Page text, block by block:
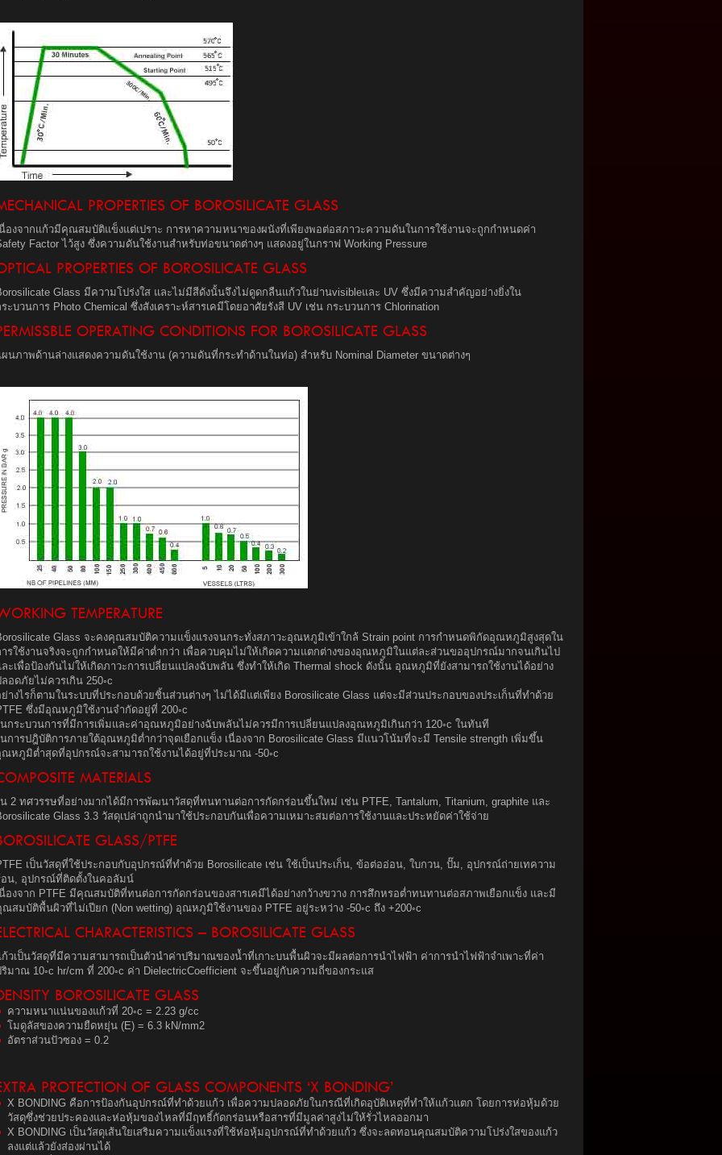
PROPERTIES OF BOROSILICATE GLASS
องจากแก้วมีคุณสมบัติแข็งแต่เปราะ การหาความหนาของผนังที่เพียงพอต่อสภาวะความดันในการใช้งานจะถูกกำหนดค่า
Factor ไว้สูง ซึ่งความดันใช้งานสำหรับท่อขนาดต่างๆ แสดงอยู่ในกราฟ Working Pressure
PROPERTIES OF BOROSILICATE GLASS
Glass มีความโปร่งใส และไม่มีสีดังนั้นจึงไม่ดูดกลืนแก้วในย่านvisibleและ UV ซึ่งมีความสำคัญอย่างยิ่งใน
ะบวนการ Photo Chemical ซึ่งสังเคราะห์สารเคมีโดยอาศัยรังสี UV เช่น กระบวนการ Chlorination
OPERATING CONDITIONS FOR BOROSILICATE GLASS
นภาพด้านล่างแสดงความดันใช้งาน (ความดันที่กระทำด้านในท่อ) สำหรับ Nominal Diameter ขนาดต่างๆ
TEMPERATURE
Glass จะคงคุณสมบัติความแข็งแรงจนกระทั่งสภาวะอุณหภูมิเข้าใกล้ Strain point การกำหนดพิกัดอุณหภูมิสูงสุดใน
รใช้งานจริงจะถูกกำหนดให้มีค่าต่ำกว่า เพื่อควบคุมไม่ให้เกิดความแตกต่างของอุณหภูมิในแต่ละส่วนขออุปกรณ์มากจนเกินไป
ะเพื่อป้องกันไม่ให้เกิดภาวะการเปลี่ยนแปลงฉับพลัน ซึ่งทำให้เกิด Thermal shock ดังนั้น อุณหภูมิที่ยังสามารถใช้งานได้อย่าง
อดภัยไม่ควรเกิน 250◦c
างไรก็ตามในระบบที่ประกอบด้วยชิ้นส่วนต่างๆ ไม่ได้มีแต่เพียง Borosilicate Glass แต่จะมีส่วนประกอบของประเก็นที่ทำด้วย
ซึ่งมีอุณหภูมิใช้งานจำกัดอยู่ที่ 200◦c
กระบวนการที่มีการเพิ่มและค่าอุณหภูมิอย่างฉับพลันไม่ควรมีการเปลี่ยนแปลงอุณหภูมิเกินกว่า 120◦c ในทันที
การปฎิบัติการภายใต้อุณหภูมิต่ำกว่าจุดเยือกแข็ง เนื่องจาก Borosilicate Glass มีแนวโน้มที่จะมี Tensile strength เพิ่มขึ้น
หภูมิต่ำสุดที่อุปกรณ์จะสามารถใช้งานได้อยู่ที่ประมาณ -50◦c
MATERIALS
2 ทศวรรษที่อย่างมากได้มีการพัฒนาวัสดุที่ทนทานต่อการกัดกร่อนขึ้นใหม่ เช่น PTFE, Tantalum, Titanium, graphite และ
Glass 3.3 วัสดุเปล่าถูกนำมาใช้ประกอบกันเพื่อความเหมาะสมต่อการใช้งานและประหยัดค่าใช้จ่าย
GLASS/PTFE
เป็นวัสดุที่ใช้ประกอบกับอุปกรณ์ที่ทำด้วย Borosilicate เช่น ใช้เป็นประเก็น, ข้อต่ออ่อน, ใบกวน, ปั๊ม, อุปกรณ์ถ่ายเทความ
น, อุปกรณ์ที่ติดตั้งในคอลัมน์
องจาก PTFE มีคุณสมบัติที่ทนต่อการกัดกร่อนของสารเคมีได้อย่างกว้างขวาง การสึกหรอต่ำทนทานต่อสภาพเยือกแข็ง และมี
สมบัติพื้นผิวที่ไม่เปียก (Non wetting) อุณหภูมิใช้งานของ PTFE อยู่ระหว่าง -50◦c ถึง +200◦c
CHARACTERISTICS – BOROSILICATE GLASS
วเป็นวัสดุที่มีความสามารถเป็นตัวนำค่าปริมาณของน้ำที่เกาะบนพื้นผิวจะมีผลต่อการนำไฟฟ้า ค่าการนำไฟฟ้าจำเพาะที่ค่า
มาณ 10◦c hr/cm ที่ 200◦c ค่า DielectricCoefficient จะขึ้นอยู่กับความถี่ของกระแส
BOROSILICATE GLASS
ความหนาแน่นของแก้วที่ 20◦c = 2.23 g/cc
โมดูลัสของความยืดหยุ่น (E) = 6.3 kN/mm2
อัตราส่วนปัวซอง = 0.2
PROTECTION OF GLASS COMPONENTS ‘X BONDING’
X BONDING คือการป้องกันอุปกรณ์ที่ทำด้วยแก้ว เพื่อความปลอดภัยในกรณีที่เกิดอุบัติเหตุที่ทำให้แก้วแตก โดยการห่อหุ้มด้วย
วัสดุซึ่งช่วยประคองและห่อหุ้มของไหลที่มีฤทธิ์กัดกร่อนหรือสารที่มีมูลค่าสูงไม่ให้รั่วไหลออกมา
X BONDING เป็นวัสดุเส้นใยเสริมความแข็งแรงที่ใช้ห่อหุ้มอุปกรณ์ที่ทำด้วยแก้ว ซึ่งจะลดทอนคุณสมบัติความโปร่งใสของแก้ว
ลงแต่แล้วยังส่องผ่านได้